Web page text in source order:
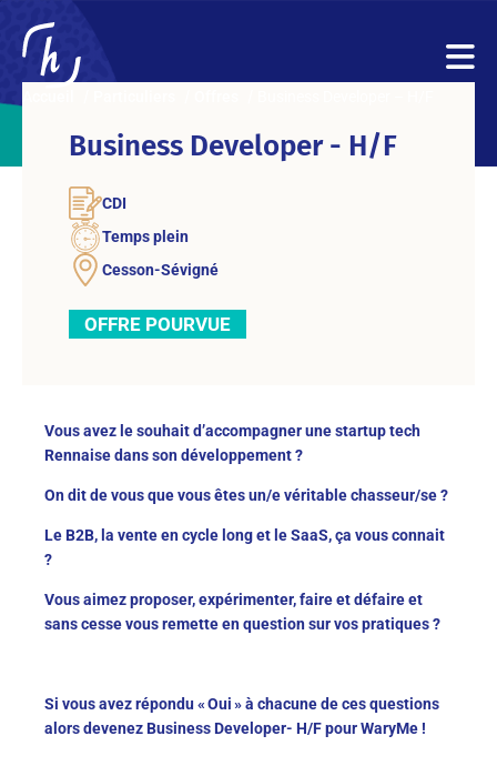
Business Developer - H/F
CDI
Temps plein
Cesson-Sévigné
OFFRE POURVUE
Vous avez le souhait d’accompagner une startup tech
Rennaise dans son développement ?
On dit de vous que vous êtes un/e véritable chasseur/se ?
Le B2B, la vente en cycle long et le SaaS, ça vous connait
?
Vous aimez proposer, expérimenter, faire et défaire et
sans cesse vous remette en question sur vos pratiques ?
Si vous avez répondu « Oui » à chacune de ces questions
alors devenez Business Developer- H/F pour WaryMe !